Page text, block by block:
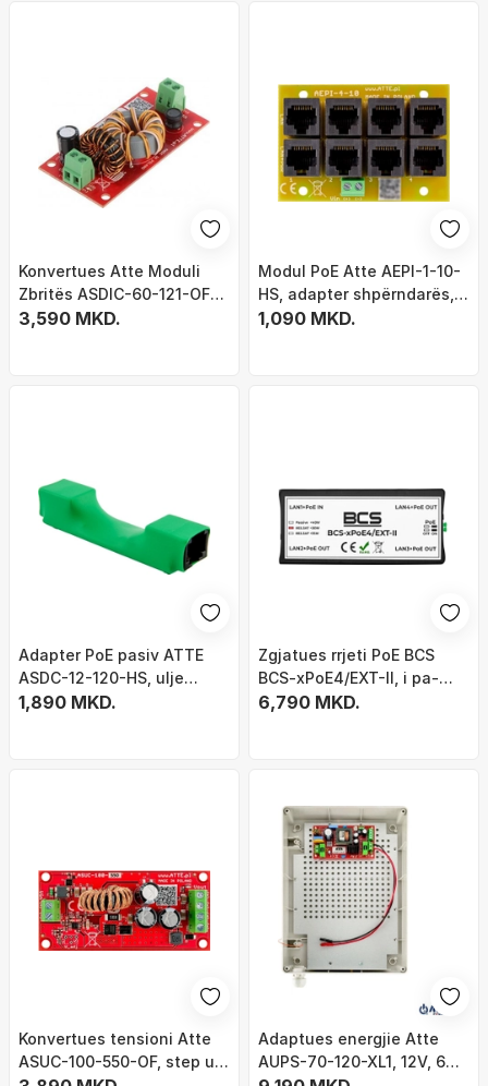
Konvertues Atte Moduli
Zbritës ASDIC-60-121-OF
DC / DC ATTE
3,590 MKD.
Modul PoE Atte AEPI-1-10-
HS, adapter shpërndarës,
10–60V DC, i zi
1,090 MKD.
Adapter PoE pasiv ATTE
ASDC-12-120-HS, ulje
tensioni në 12V, për
1,890 MKD.
Zgjatues rrjeti PoE BCS
BCS-xPoE4/EXT-II, i pa-
menaxhuar, 4 porte, i zi
6,790 MKD.
Konvertues tensioni Atte
ASUC-100-550-OF, step up
Adaptues energjie Atte
AUPS-70-120-XL1, 12V, 6A